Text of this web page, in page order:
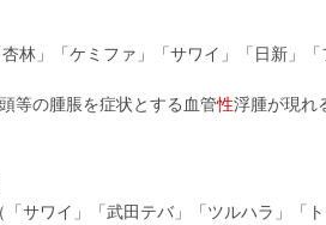
」「ケミファ」「サワイ」「日新」「
等の腫脹を症状とする血管性浮腫が現れ
サワイ」「武田テバ」「ツルハラ」「ト